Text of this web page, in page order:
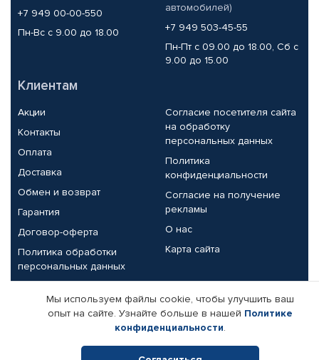
+7 949 00-00-550
Пн-Вс с 9.00 до 18.00
автомобилей)
+7 949 503-45-55
Пн-Пт с 09.00 до 18.00, Сб с
9.00 до 15.00
Клиентам
Акции
Контакты
Оплата
Доставка
Обмен и возврат
Гарантия
Договор-оферта
Политика обработки
персональных данных
Согласие посетителя сайта
на обработку
персональных данных
Политика
конфиденциальности
Согласие на получение
рекламы
О нас
Карта сайта
Партнерам
Корпоративным клиентам
Поставщикам
Реквизиты компании
Мы используем файлы cookie, чтобы улучшить ваш
опыт на сайте. Узнайте больше в нашей Политике
конфиденциальности.